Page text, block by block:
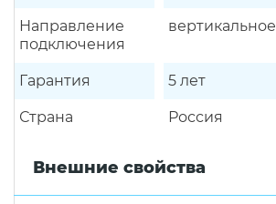
Направление
подключения
вертикальное
Гарантия 5 лет
Страна Россия
Внешние свойства